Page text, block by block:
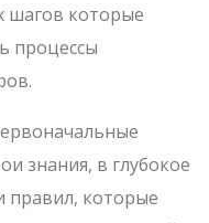
шагов которые
процессы
знания, в глубокое
правил, которые